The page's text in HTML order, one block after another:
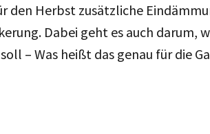
den Herbst zusätzliche
Dabei geht es auch darum,
– Was heißt das genau für die